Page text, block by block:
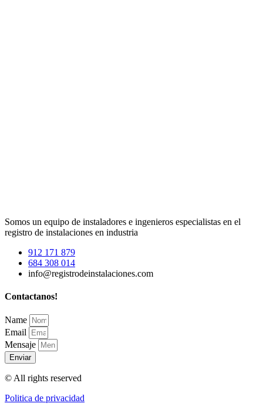
Somos un equipo de instaladores e ingenieros especialistas en el
registro de instalaciones en industria
912 171 879
684 308 014
info@registrodeinstalaciones.com
Contactanos!
Name
Email
Mensaje
Enviar
© All rights reserved
Politica de privacidad